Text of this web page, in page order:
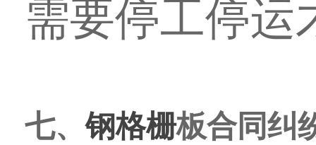
需要停工停运
七、钢格栅板合同纠